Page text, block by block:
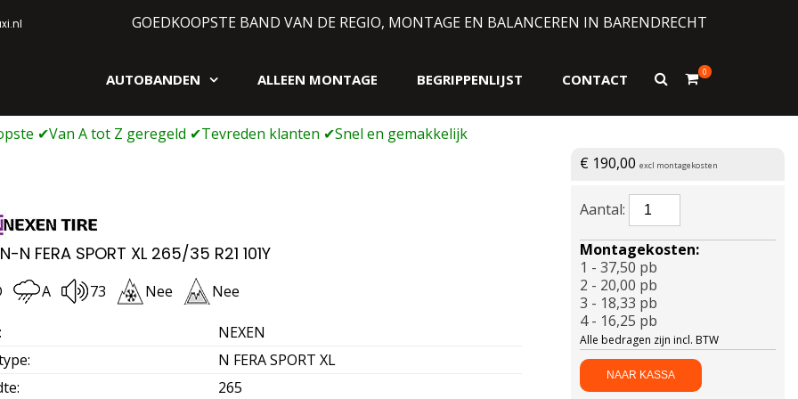
GOEDKOOPSTE BAND VAN DE REGIO, MONTAGE EN BALANCEREN IN BARENDRECHT
AUTOBANDEN ALLEEN MONTAGE BEGRIPPENLIJST CONTACT
Toon
0
N FERA SPORT XL 265/35 R21 101Y
€ 190,00 excl montagekosten
A 73 Nee Nee
:
NEXEN
:
N FERA SPORT XL
:
265
NEXEN-
FERA
SPORT
XL
265/35
R21
101Y
aantal
NAAR KASSA
Montagekosten:
1 - 37,50 pb
2 - 20,00 pb
3 - 18,33 pb
4 - 16,25 pb
Alle bedragen zijn incl. BTW